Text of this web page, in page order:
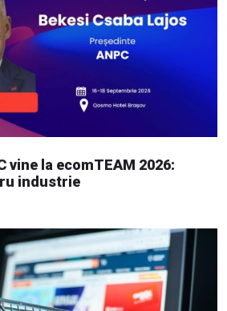
vine la ecomTEAM 2026:
industrie